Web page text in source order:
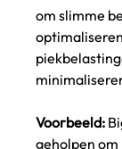
om slimme
Voorbeeld:
geholpen